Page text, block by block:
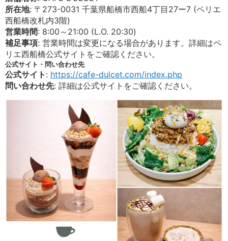
所在地: 〒273-0031 千葉県船橋市西船4丁目27ー7 (ペリエ
西船橋改札内3階)
営業時間: 8:00～21:00 (L.O. 20:30)
補足事項: 営業時間は変更になる場合があります。詳細はペ
リエ西船橋公式サイトをご確認ください。
公式サイト・問い合わせ先
公式サイト : https://cafe-dulcet.com/index.php
問い合わせ先: 詳細は公式サイトをご確認ください。